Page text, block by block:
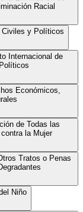
Racial
Civiles y Políticos
Internacional de
Económicos,
de Todas las
la Mujer
Tratos o Penas
Niño